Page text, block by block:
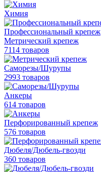
Химия
Профессиональный крепеж
Метрический крепеж
7114 товаров
Саморезы/Шурупы
2993 товаров
Анкеры
614 товаров
Перфорированный крепеж
576 товаров
Дюбеля/Дюбель-гвозди
360 товаров